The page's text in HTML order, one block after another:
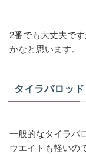
2番でも大丈夫で
かなと思います。
タイラバロッド
一般的なタイラバ
ウエイトも軽いの